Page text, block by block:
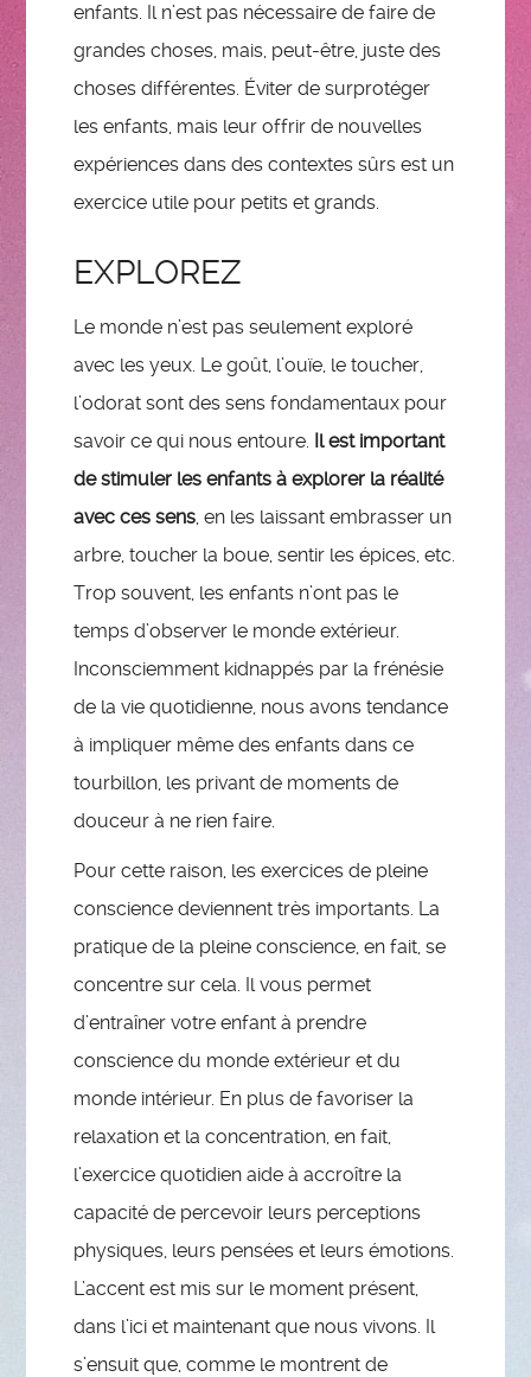
enfants. Il n’est pas nécessaire de faire de
grandes choses, mais, peut-être, juste des
choses différentes. Éviter de surprotéger
les enfants, mais leur offrir de nouvelles
expériences dans des contextes sûrs est un
exercice utile pour petits et grands.
EXPLOREZ
Le monde n’est pas seulement exploré
avec les yeux. Le goût, l’ouïe, le toucher,
l’odorat sont des sens fondamentaux pour
savoir ce qui nous entoure. Il est important
de stimuler les enfants à explorer la réalité
avec ces sens, en les laissant embrasser un
arbre, toucher la boue, sentir les épices, etc.
Trop souvent, les enfants n’ont pas le
temps d’observer le monde extérieur.
Inconsciemment kidnappés par la frénésie
de la vie quotidienne, nous avons tendance
à impliquer même des enfants dans ce
tourbillon, les privant de moments de
douceur à ne rien faire.
Pour cette raison, les exercices de pleine
conscience deviennent très importants. La
pratique de la pleine conscience, en fait, se
concentre sur cela. Il vous permet
d’entraîner votre enfant à prendre
conscience du monde extérieur et du
monde intérieur. En plus de favoriser la
relaxation et la concentration, en fait,
l’exercice quotidien aide à accroître la
capacité de percevoir leurs perceptions
physiques, leurs pensées et leurs émotions.
L’accent est mis sur le moment présent,
dans l’ici et maintenant que nous vivons. Il
s’ensuit que, comme le montrent de